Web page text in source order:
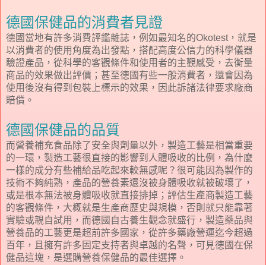
德國保健品的消費者見證
德國當地有許多消費評鑑雜誌，例如最知名的Okotest，就是
以消費者的使用角度為出發點，搭配高度公信力的科學儀器
驗證產品，從科學的客觀條件和使用者的主觀感受，去衡量
商品的效果做出評價；甚至德國有些一般消費者，還會因為
使用後沒有得到包裝上標示的效果，因此訴諸法律要求廠商
賠償。
德國保健品的品質
而營養補充食品除了安全與劑量以外，製造工藝是相當重要
的一環，製造工藝很直接的影響到人體吸收的比例，為什麼
一樣的成分有些補給品吃起來較無感呢？很可能因為製作的
技術不夠純熟，產品的營養素還沒被身體吸收就被破壞了，
或是根本無法被身體吸收就直接排掉；評估生產商製造工藝
的客觀條件，大概就是生產商歷史與規模，否則就只能靠著
實驗或親自試用，而德國自古養生觀念就盛行，製造藥品與
營養品的工藝更是超前許多國家，從許多藥廠營運迄今超過
百年，且擁有許多固定支持者與卓越的名聲，可見德國在保
健品這塊，是選購營養保健品的最佳選擇。